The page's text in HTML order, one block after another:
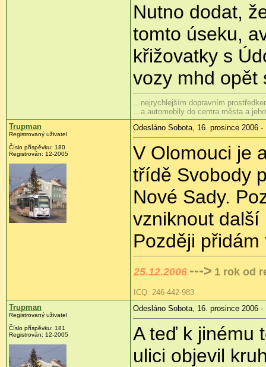
Nutno dodat,
tomto úseku,
křižovatky s
vozy mhd opět
...nejrychlejším dopravním
...a automobily do centra města a
Trupman
Registrovaný uživatel
Číslo příspěvku: 180
Registrován: 12-2005
Odesláno Sobota, 16. prosince 2006 -
V Olomouci je
třídě Svobody
Nové Sady.
vzniknout
Později
25.12.2006 ---> 1 rok od
ICQ: 246-442-983
Trupman
Registrovaný uživatel
Číslo příspěvku: 181
Registrován: 12-2005
Odesláno Sobota, 16. prosince 2006 -
A teď k jinému
ulici objevil